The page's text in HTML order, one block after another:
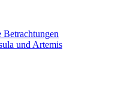
Betrachtungen
und Artemis